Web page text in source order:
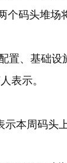
个码头堆场
置、基础
表示。
示本周码头